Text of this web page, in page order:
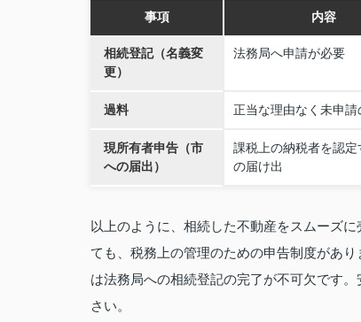
事項 内容
相続登記（名義変
更）
法務局へ申請が必要
過料 正当な理由なく未申請
現所有者申告（市
への届出）
課税上の納税者を認定
の届け出
以上のように、相続した不動産をスムーズ
ても、税務上の管理のための申告制度があ
は法務局への相続登記の完了が不可欠です
さい。